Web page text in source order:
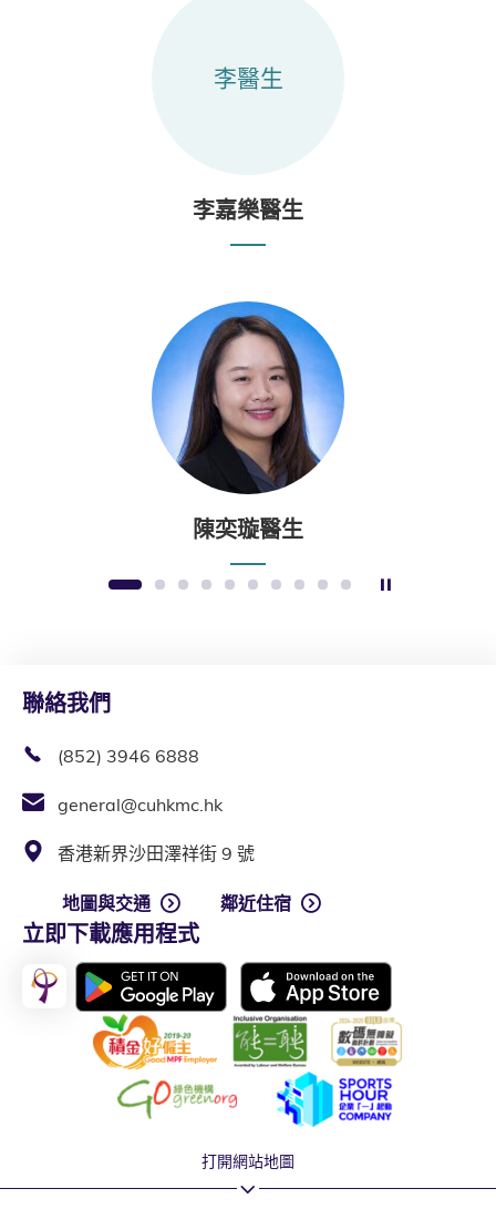
李醫生
李嘉樂醫生
陳奕璇醫生
1 2 3 4 5 6 7 8 9 10
聯絡我們
(852) 3946 6888
general@cuhkmc.hk
香港新界沙田澤祥街 9 號
地圖與交通 鄰近住宿
立即下載應用程式
打開網站地圖